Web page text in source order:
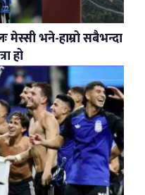
भने-हाम्रो सबैभन्दा
हो